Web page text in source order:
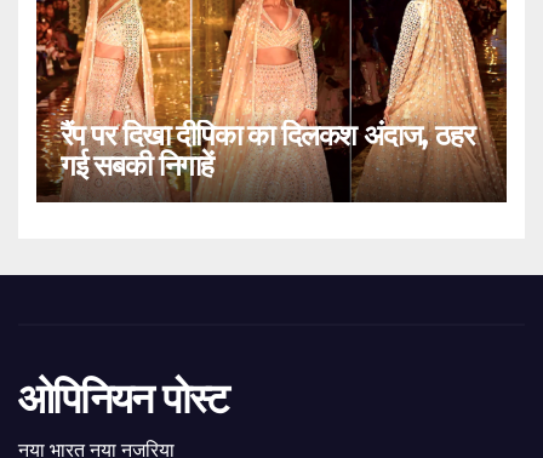
रैंप पर दिखा दीपिका का दिलकश अंदाज, ठहर
गई सबकी निगाहें
ओपिनियन पोस्ट
नया भारत नया नजरिया